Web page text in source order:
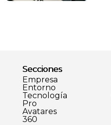
Secciones
Empresa
Entorno
Tecnología
Pro
Avatares
360